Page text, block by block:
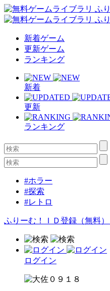
新着ゲーム
更新ゲーム
ランキング
新着
更新
ランキング
#ホラー
#探索
#レトロ
ふりーむ！ＩＤ登録（無料）
ログイン